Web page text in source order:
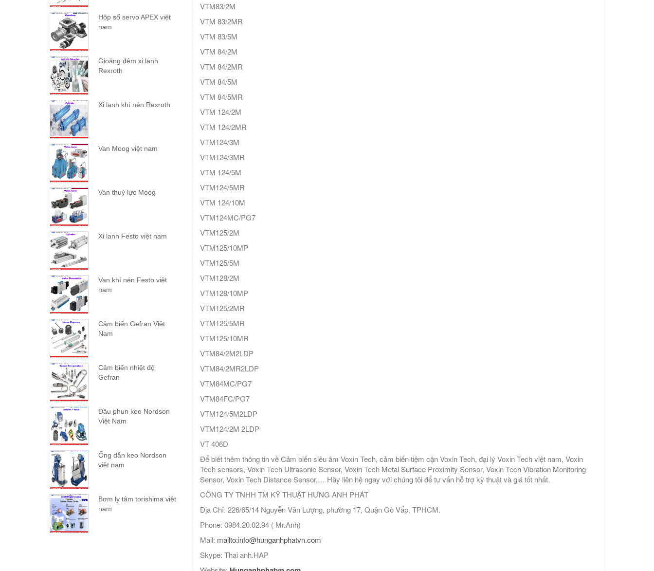
VTM83/2M
VTM 83/2MR
VTM 83/5M
VTM 84/2M
VTM 84/2MR
VTM 84/5M
VTM 84/5MR
VTM 124/2M
VTM 124/2MR
VTM124/3M
VTM124/3MR
VTM 124/5M
VTM124/5MR
VTM 124/10M
VTM124MC/PG7
VTM125/2M
VTM125/10MP
VTM125/5M
VTM128/2M
VTM128/10MP
VTM125/2MR
VTM125/5MR
VTM125/10MR
VTM84/2M2LDP
VTM84/2MR2LDP
VTM84MC/PG7
VTM84FC/PG7
VTM124/5M2LDP
VTM124/2M 2LDP
VT 406D
Để biết thêm thông tin về Cảm biến siêu âm Voxin Tech, cảm biến tiệm cận Voxin Tech, đại lý Voxin Tech việt nam, Voxin
Tech sensors, Voxin Tech Ultrasonic Sensor, Voxin Tech Metal Surface Proximity Sensor, Voxin Tech Vibration Monitoring
Sensor, Voxin Tech Distance Sensor,… Hãy liên hệ ngay với chúng tôi để tư vấn hỗ trợ kỹ thuật và giá tốt nhất.
CÔNG TY TNHH TM KỸ THUẬT HƯNG ANH PHÁT
Địa Chỉ: 226/65/14 Nguyễn Văn Lượng, phường 17, Quận Gò Vấp, TPHCM.
Phone: 0984.20.02.94 ( Mr.Anh)
Mail: mailto:info@hunganhphatvn.com
Skype: Thai anh.HAP
Hộp số servo APEX việt
nam
Gioăng đệm xi lanh
Rexroth
Xi lanh khí nén Rexroth
Van Moog việt nam
Van thuỷ lực Moog
Xi lanh Festo việt nam
Van khí nén Festo việt
nam
Cảm biến Gefran Việt
Nam
Cảm biến nhiệt độ
Gefran
Đầu phun keo Nordson
Việt Nam
Ống dẫn keo Nordson
việt nam
Bơm ly tâm torishima việt
nam